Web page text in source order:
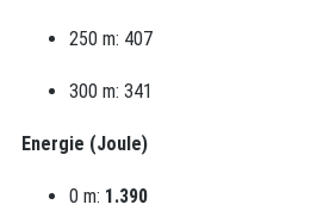
250 m: 407
300 m: 341
Energie (Joule)
0 m: 1.390